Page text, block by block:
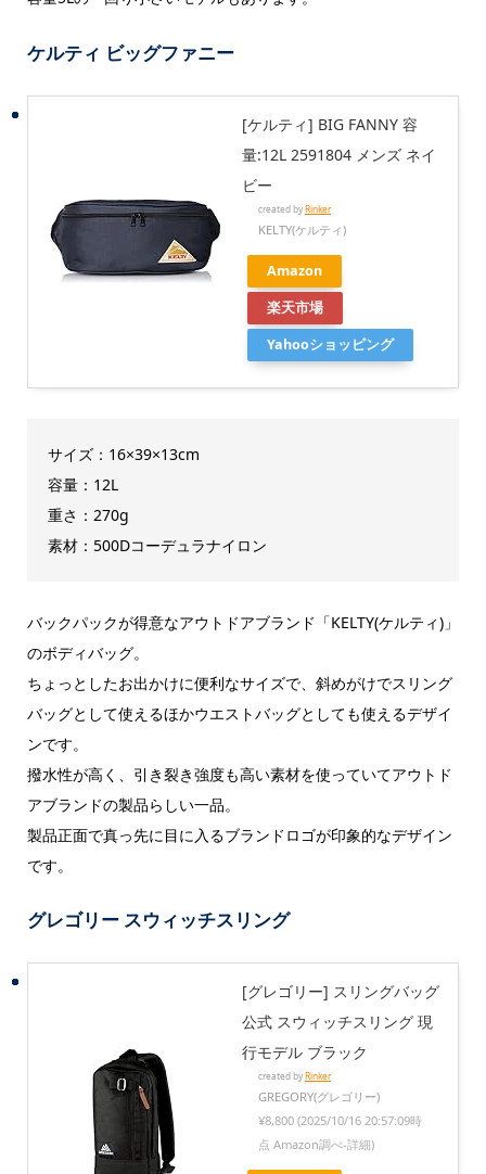
ケルティ ビッグファニー
[ケルティ] BIG FANNY 容
量:12L 2591804 メンズ ネイ
ビー
created byRinker
KELTY(ケルティ)
Amazon
楽天市場
Yahooショッピング
サイズ：16×39×13cm
容量：12L
重さ：270g
素材：500Dコーデュラナイロン
バックパックが得意なアウトドアブランド「KELTY(ケルティ)」
のボディバッグ。
ちょっとしたお出かけに便利なサイズで、斜めがけでスリング
バッグとして使えるほかウエストバッグとしても使えるデザイ
ンです。
撥水性が高く、引き裂き強度も高い素材を使っていてアウトド
アブランドの製品らしい一品。
製品正面で真っ先に目に入るブランドロゴが印象的なデザイン
です。
グレゴリー スウィッチスリング
[グレゴリー] スリングバッグ
公式 スウィッチスリング 現
行モデル ブラック
created byRinker
GREGORY(グレゴリー)
¥8,800 (2025/10/16 20:57:09時
点 Amazon調べ-詳細)